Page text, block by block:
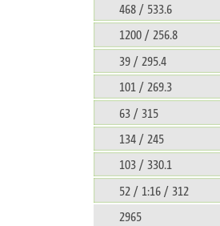
468 / 533.6
1200 / 256.8
39 / 295.4
101 / 269.3
63 / 315
134 / 245
103 / 330.1
52 / 1:16 / 312
2965